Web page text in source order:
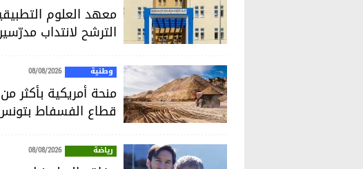
معهد العلوم
الترشح لانتداب
وطنية 08/08/2026
قطاع الفسفاط
رياضة 08/08/2026